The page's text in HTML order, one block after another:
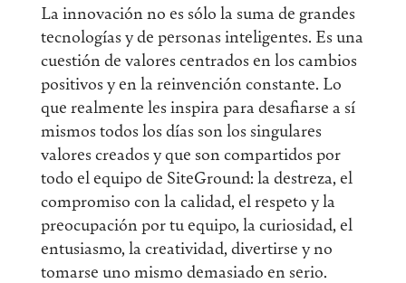
La innovación no es sólo la suma de grandes
tecnologías y de personas inteligentes. Es una
cuestión de valores centrados en los cambios
positivos y en la reinvención constante. Lo
que realmente les inspira para desafiarse a sí
mismos todos los días son los singulares
valores creados y que son compartidos por
todo el equipo de SiteGround: la destreza, el
compromiso con la calidad, el respeto y la
preocupación por tu equipo, la curiosidad, el
entusiasmo, la creatividad, divertirse y no
tomarse uno mismo demasiado en serio.